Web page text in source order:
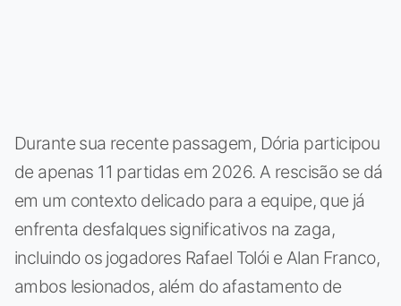
Durante sua recente passagem, Dória participou
de apenas 11 partidas em 2026. A rescisão se dá
em um contexto delicado para a equipe, que já
enfrenta desfalques significativos na zaga,
incluindo os jogadores Rafael Tolói e Alan Franco,
ambos lesionados, além do afastamento de